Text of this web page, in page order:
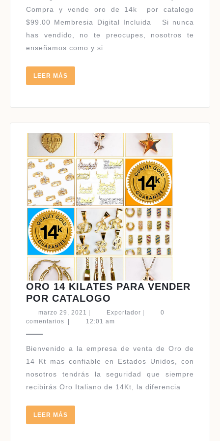
Compra y vende oro de 14k por catalogo
$99.00 Membresia Digital Incluida Si nunca
has vendido, no te preocupes, nosotros te
enseñamos como y si
LEER MÁS
MÁS
ORO 14 KILATES PARA VENDER
POR CATALOGO
14
KILATES
VENDER
POR
marzo 29, 2021 marzo
29,
ExportadorExportador
0
comentarios
12:01 am
Bienvenido a la empresa de venta de Oro de
14 Kt mas confiable en Estados Unidos, con
nosotros tendrás la seguridad que siempre
recibirás Oro Italiano de 14Kt, la diferencia
LEER MÁS
MÁS